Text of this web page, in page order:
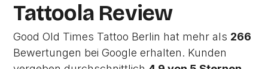
Tattoola Review
Good Old Times Tattoo Berlin hat mehr als 266
Bewertungen bei Google erhalten. Kunden